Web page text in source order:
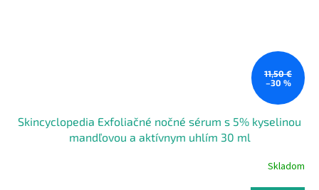
11,50 €
–30 %
Skincyclopedia Exfoliačné nočné sérum s 5% kyselinou
mandľovou a aktívnym uhlím 30 ml
Skladom